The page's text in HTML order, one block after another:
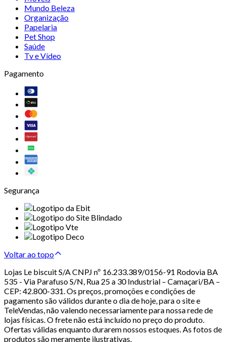
Mundo Beleza
Organização
Papelaria
Pet Shop
Saúde
Tv e Vídeo
Pagamento
Segurança
Voltar ao topo
Lojas Le biscuit S/A CNPJ nº 16.233.389/0156-91 Rodovia BA
535 - Via Parafuso S/N, Rua 25 a 30 Industrial – Camaçari/BA –
CEP: 42.800-331. Os preços, promoções e condições de
pagamento são válidos durante o dia de hoje, para o site e
TeleVendas, não valendo necessariamente para nossa rede de
lojas físicas. O frete não está incluído no preço do produto.
Ofertas válidas enquanto durarem nossos estoques. As fotos de
produtos são meramente ilustrativas.